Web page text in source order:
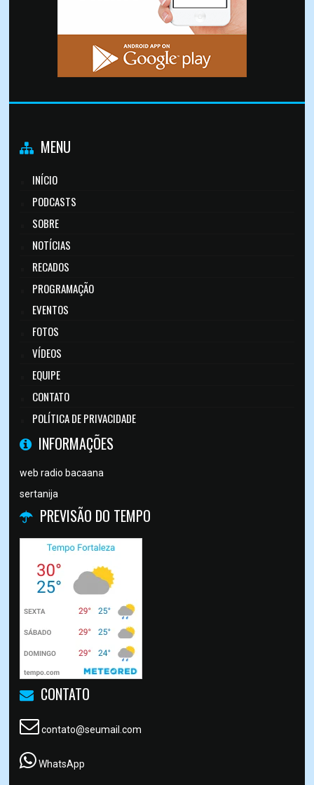
MENU
INÍCIO
PODCASTS
SOBRE
NOTÍCIAS
RECADOS
PROGRAMAÇÃO
EVENTOS
FOTOS
VÍDEOS
EQUIPE
CONTATO
POLÍTICA DE PRIVACIDADE
INFORMAÇÕES
web radio bacaana
sertanija
PREVISÃO DO TEMPO
CONTATO
contato@seumail.com
WhatsApp